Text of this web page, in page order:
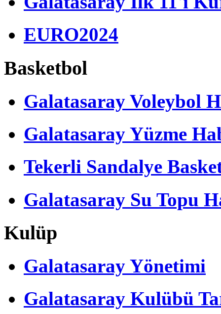
EURO2024
Basketbol
Galatasaray Voleybol
Galatasaray Yüzme
Tekerli Sandalye
Galatasaray Su Topu
Kulüp
Galatasaray Yönetimi
Galatasaray Kulübü